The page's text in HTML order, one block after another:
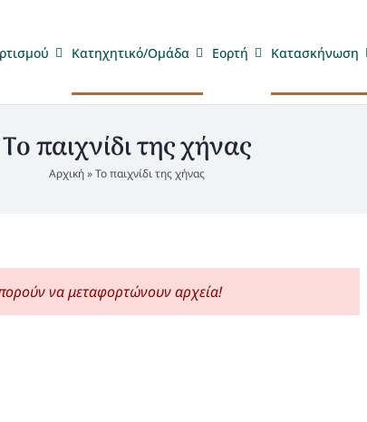
Κατηχητικό/Ομάδα Eορτή Κατασκήνωση
Το παιχνίδι της χήνας
Αρχική»Το παιχνίδι της χήνας
να μεταφορτώνουν αρχεία!